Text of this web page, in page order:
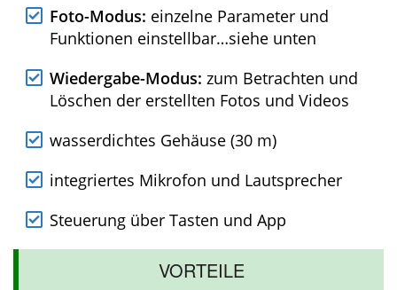
Foto-Modus:einzelne Parameter und
Wiedergabe-Modus:zum Betrachten und